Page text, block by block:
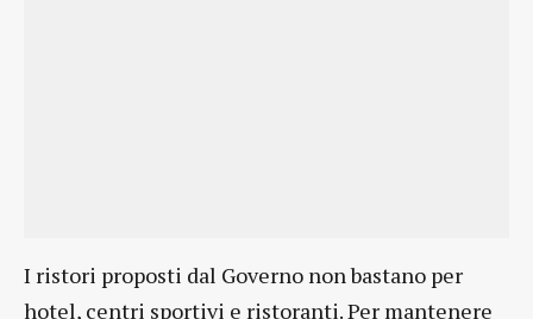
I ristori proposti dal Governo non bastano per
hotel, centri sportivi e ristoranti. Per mantenere